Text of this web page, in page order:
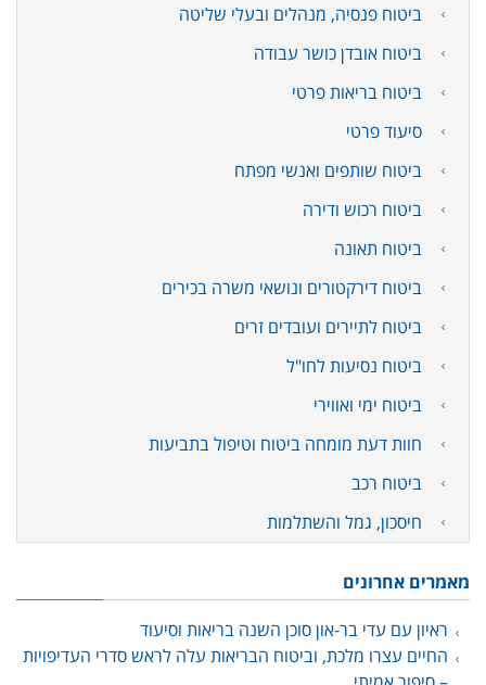
ביטוח פנסיה, מנהלים ובעלי שליטה
ביטוח אובדן כושר עבודה
ביטוח בריאות פרטי
סיעוד פרטי
ביטוח שותפים ואנשי מפתח
ביטוח רכוש ודירה
ביטוח תאונה
ביטוח דירקטורים ונושאי משרה בכירים
ביטוח לתיירים ועובדים זרים
ביטוח נסיעות לחו"ל
ביטוח ימי ואווירי
חוות דעת מומחה ביטוח וטיפול בתביעות
ביטוח רכב
חיסכון, גמל והשתלמות
מאמרים אחרונים
ראיון עם עדי בר-און סוכן השנה בריאות וסיעוד
החיים עצרו מלכת, וביטוח הבריאות עלה לראש סדרי העדיפויות